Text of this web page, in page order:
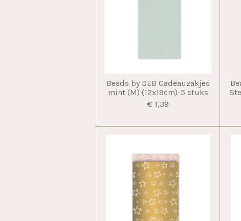
Beads by DEB Cadeauzakjes
mint (M) (12x19cm)-5 stuks
€ 1,39